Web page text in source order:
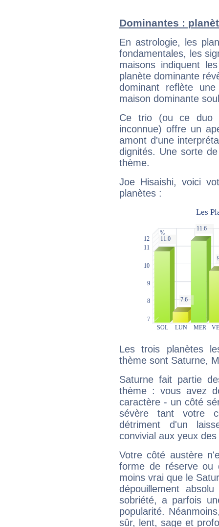
Dominantes :
En astrologie, les
fondamentales, les
maisons indiquent
planète dominante
dominant reflète
maison dominante
Ce trio (ou ce duo
inconnue) offre un
amont d'une
dignités. Une sorte
thème.
Joe Hisaishi, voici
planètes :
Les trois planètes
thème sont Saturne,
Saturne fait partie
thème : vous avez
caractère - un côté
sévère tant votre
détriment d'un
convivial aux yeux
Votre côté austère
forme de réserve
moins vrai que le
dépouillement
sobriété, a parfois
popularité.
sûr, lent, sage et